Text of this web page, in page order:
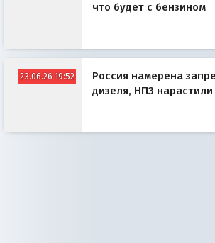
что будет с бензином
23.06.26 19:52
Россия намерена
дизеля, НПЗ